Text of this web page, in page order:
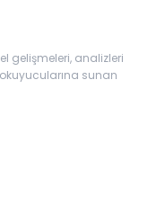
gelişmeleri, analizleri
sunan